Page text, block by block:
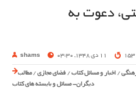
دعوت به
shams 11 دی 1348, 03:30 153
/ اخبار و مسائل کتاب / فضای مجازی /مطالب
دیگران- مسائل و بایسته های کتاب